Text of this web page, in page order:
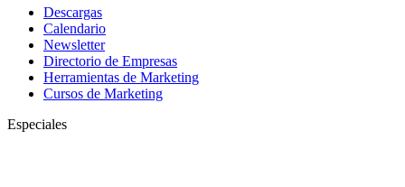
Descargas
Calendario
Newsletter
Directorio de Empresas
Herramientas de Marketing
Cursos de Marketing
Especiales